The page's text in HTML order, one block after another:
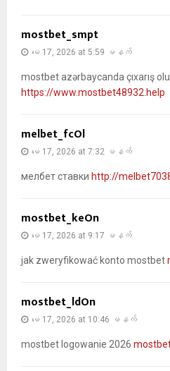
mostbet_smpt
မေ 17, 2026 at 5:59 မနက်
mostbet azərbaycanda çıxarış
https://www.mostbet48932.help
melbet_fcOl
မေ 17, 2026 at 7:32 မနက်
мелбет ставки http://
mostbet_keOn
မေ 17, 2026 at 9:17 မနက်
jak zweryfikować konto mostbet
mostbet_ldOn
မေ 17, 2026 at 10:46 မနက်
mostbet logowanie 2026